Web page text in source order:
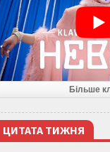
Більше
ЦИТАТА ТИЖНЯ